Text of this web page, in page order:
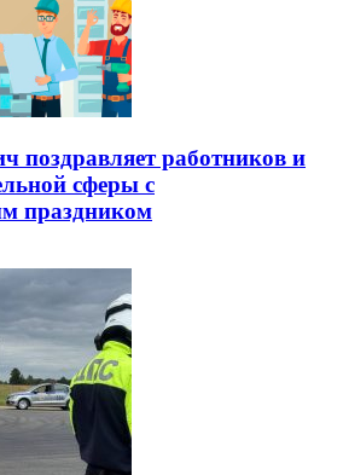
поздравляет работников и
сферы с
праздником